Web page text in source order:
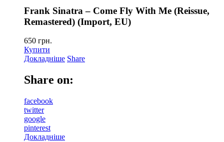
Frank Sinatra – Come Fly With Me (Reissue,
Remastered) (Import, EU)
650 грн.
Купити
Докладніше Share
Share on:
facebook
twitter
google
pinterest
Докладніше